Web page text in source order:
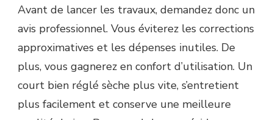
Avant de lancer les travaux, demandez donc un
avis professionnel. Vous éviterez les corrections
approximatives et les dépenses inutiles. De
plus, vous gagnerez en confort d’utilisation. Un
court bien réglé sèche plus vite, s’entretient
plus facilement et conserve une meilleure